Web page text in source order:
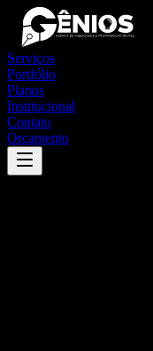
Serviços
Portfólio
Planos
Institucional
Contato
Orçamento